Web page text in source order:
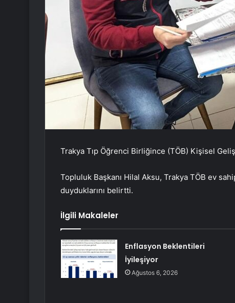
Trakya Tıp Öğrenci Birliğince (TÖB) Kişisel
Topluluk Başkanı Hilal Aksu, Trakya TÖB ev
duyduklarını belirtti.
İlgili Makaleler
Enflasyon Beklentileri
İyileşiyor
Ağustos 6, 2026